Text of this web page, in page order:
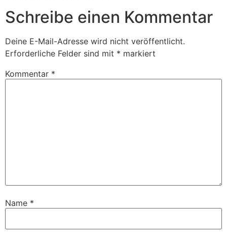
Schreibe einen Kommentar
Deine E-Mail-Adresse wird nicht veröffentlicht.
Erforderliche Felder sind mit * markiert
Kommentar *
Name *